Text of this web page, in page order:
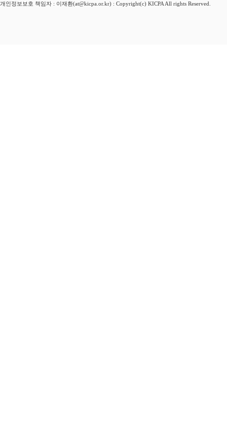
개인정보보호 책임자 : 이재환(at@kicpa.or.kr) : Copyright(c) KICPA All rights Reserved.